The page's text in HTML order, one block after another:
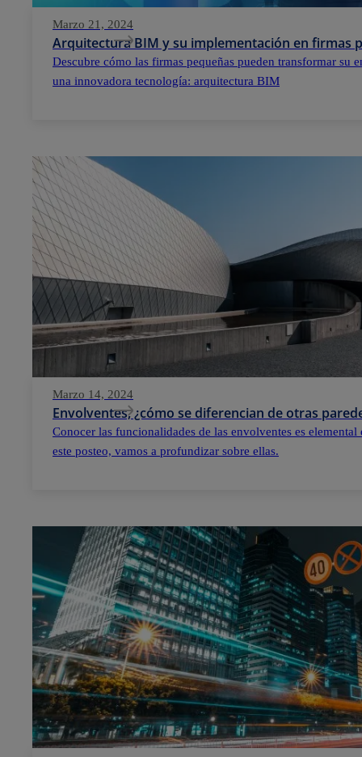
Marzo 21, 2024
Arquitectura BIM y su implementación en firmas
Descubre cómo las firmas pequeñas pueden transformar su
una innovadora tecnología: arquitectura BIM
Marzo 14, 2024
Envolventes, ¿cómo se diferencian de otras
Conocer las funcionalidades de las envolventes es
este posteo, vamos a profundizar sobre ellas.